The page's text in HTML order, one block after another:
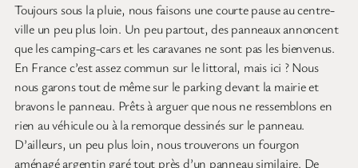
Toujours sous la pluie, nous faisons une courte pause au centre-
ville un peu plus loin. Un peu partout, des panneaux annoncent
que les camping-cars et les caravanes ne sont pas les bienvenus.
En France c’est assez commun sur le littoral, mais ici ? Nous
nous garons tout de même sur le parking devant la mairie et
bravons le panneau. Prêts à arguer que nous ne ressemblons en
rien au véhicule ou à la remorque dessinés sur le panneau.
D’ailleurs, un peu plus loin, nous trouverons un fourgon
aménagé argentin garé tout près d’un panneau similaire. De